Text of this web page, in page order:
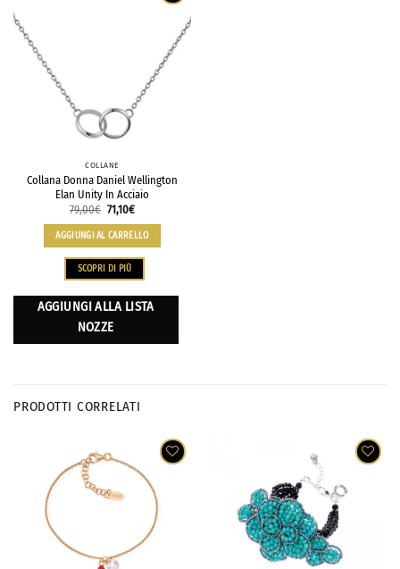
COLLANE
Collana Donna Daniel Wellington
Elan Unity In Acciaio
79,00€ 71,10€
AGGIUNGI AL CARRELLO
SCOPRI DI PIÙ
AGGIUNGI ALLA LISTA
NOZZE
PRODOTTI CORRELATI